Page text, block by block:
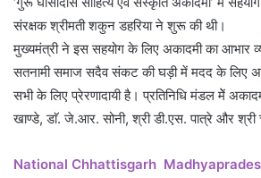
संरक्षक श्रीमती शकुन डहरिया ने शुरू की थी।
मुख्यमंत्री ने इस सहयोग के लिए अकादमी का आभार
सतनामी समाज सदैव संकट की घड़ी में मदद के लिए
सभी के लिए प्रेरणादायी है। प्रतिनिधि मंडल मेें
खाण्डे, डाॅ. जे.आर. सोनी, श्री डी.एस. पात्रे और
National Chhattisgarh